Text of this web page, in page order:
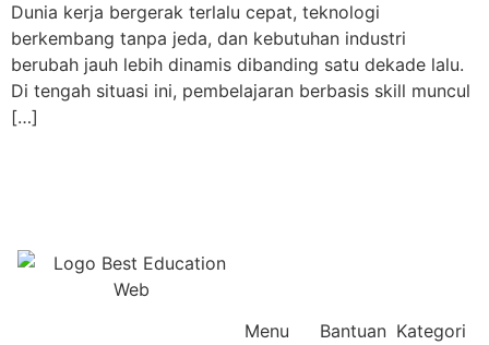
Dunia kerja bergerak terlalu cepat, teknologi
berkembang tanpa jeda, dan kebutuhan industri
berubah jauh lebih dinamis dibanding satu dekade lalu.
Di tengah situasi ini, pembelajaran berbasis skill muncul
[…]
Menu
Bantuan Kategori